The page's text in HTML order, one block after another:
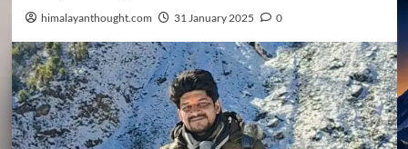
himalayanthought.com 31 January 2025 0